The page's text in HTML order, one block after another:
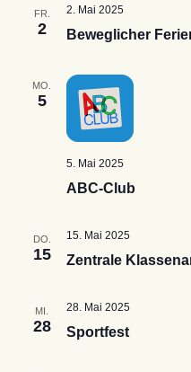
FR.
2 Beweglicher
2. Mai 2025
MO.
5
ABC-Club
5. Mai 2025
DO.
15 Zentrale
15. Mai 2025
MI.
28 Sportfest
28. Mai 2025